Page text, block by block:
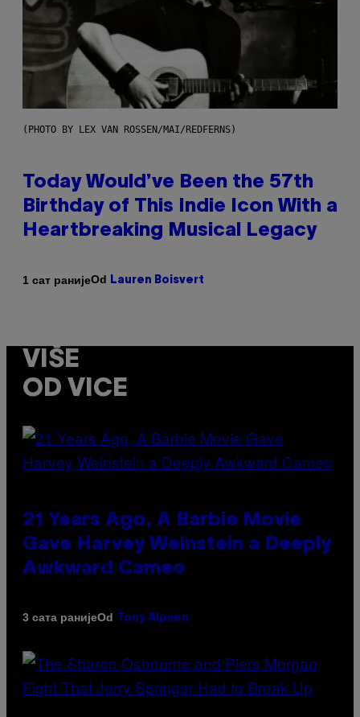
(PHOTO BY LEX VAN ROSSEN/MAI/REDFERNS)
Today Would’ve Been the 57th
Birthday of This Indie Icon With a
Heartbreaking Musical Legacy
1 сат ранијеOd Lauren Boisvert
VIŠE
OD VICE
21 Years Ago, A Barbie Movie
Gave Harvey Weinstein a Deeply
Awkward Cameo
3 сата ранијеOd Tony Alpsen